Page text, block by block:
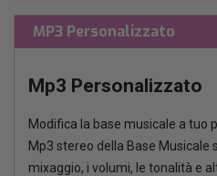
MP3 Personalizzato
Mp3 Personalizzato
Modifica la base musicale a tuo
Mp3 stereo della Base Musicale
mixaggio, i volumi, le tonalità e